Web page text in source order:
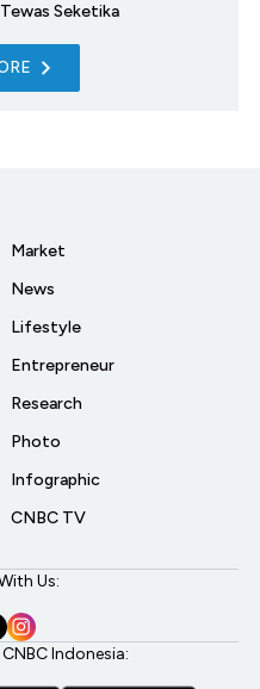
Tewas Seketika
Market
News
Lifestyle
Entrepreneur
Research
Photo
Infographic
CNBC TV
Us:
Indonesia: